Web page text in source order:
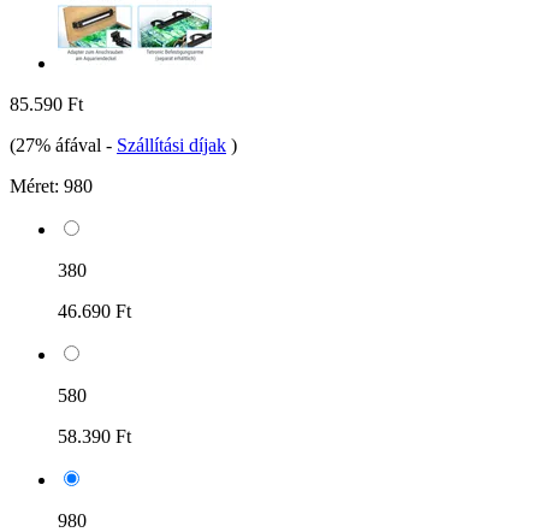
85.590 Ft
(27% áfával - Szállítási díjak )
Méret: 980
380
46.690 Ft
580
58.390 Ft
980